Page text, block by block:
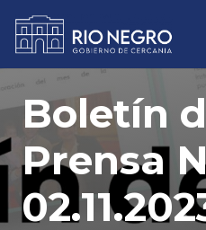
Boletín
Prensa